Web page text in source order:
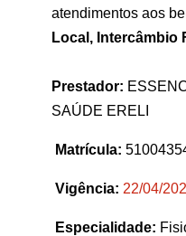
atendimentos aos
Local, Intercâmbio
Prestador:
SAÚDE ERELI
Matrícula:
Vigência: 22/04/
Especialidade: